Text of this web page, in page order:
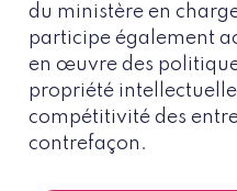
du ministère en
participe également
en œuvre des
propriété
compétitivité des
contrefaçon.